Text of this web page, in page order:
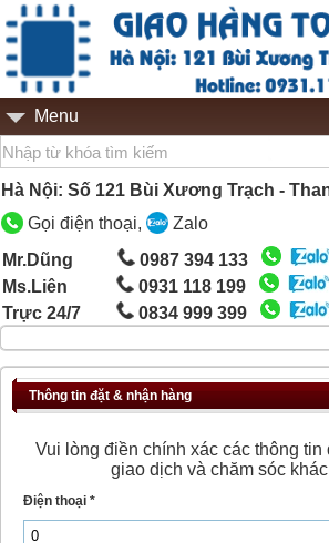
Menu
Hà Nội: Số 121 Bùi Xương Trạch -
Gọi điện thoại,
Zalo
Mr.Dũng
0987 394 133
Ms.Liên
0931 118 199
Trực 24/7
0834 999 399
Thông tin đặt & nhận hàng
Vui lòng điền chính xác các thông tin
giao dịch và chăm sóc
Điện thoại *